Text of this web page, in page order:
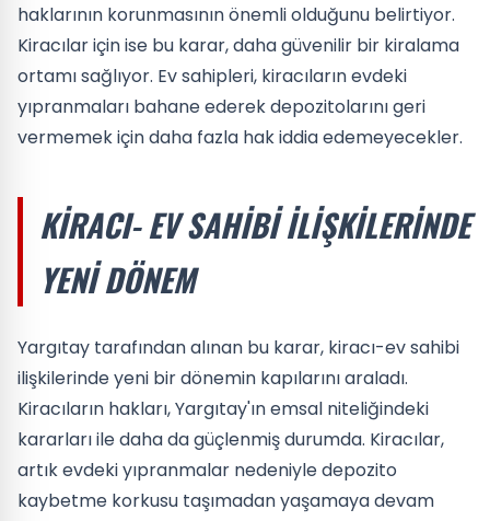
haklarının korunmasının önemli olduğunu belirtiyor.
Kiracılar için ise bu karar, daha güvenilir bir kiralama
ortamı sağlıyor. Ev sahipleri, kiracıların evdeki
yıpranmaları bahane ederek depozitolarını geri
vermemek için daha fazla hak iddia edemeyecekler.
KIRACI- EV SAHIBI İLIŞKILERINDE
YENI DÖNEM
Yargıtay tarafından alınan bu karar, kiracı-ev sahibi
ilişkilerinde yeni bir dönemin kapılarını araladı.
Kiracıların hakları, Yargıtay'ın emsal niteliğindeki
kararları ile daha da güçlenmiş durumda. Kiracılar,
artık evdeki yıpranmalar nedeniyle depozito
kaybetme korkusu taşımadan yaşamaya devam